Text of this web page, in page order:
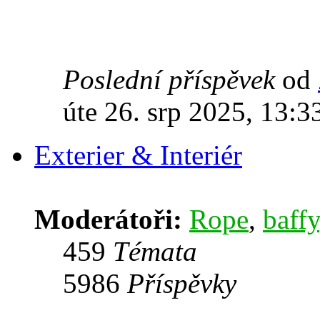
Poslední příspěvekod
úte 26. srp 2025,
Exterier & Interiér
Moderátoři: Rope, baffy
459 Témata
5986 Příspěvky